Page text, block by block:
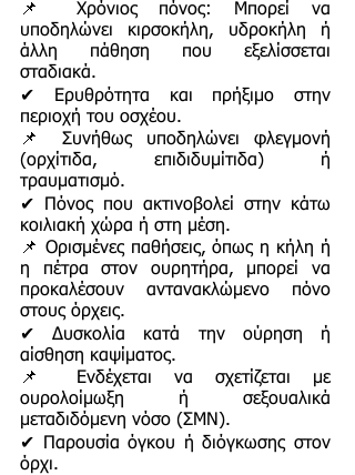
📌 Χρόνιος πόνος: Μπορεί να
υποδηλώνει κιρσοκήλη, υδροκήλη ή
άλλη πάθηση που εξελίσσεται
σταδιακά.
✔ Ερυθρότητα και πρήξιμο στην
περιοχή του οσχέου.
📌 Συνήθως υποδηλώνει φλεγμονή
(ορχίτιδα, επιδιδυμίτιδα) ή
τραυματισμό.
✔ Πόνος που ακτινοβολεί στην κάτω
κοιλιακή χώρα ή στη μέση.
📌 Ορισμένες παθήσεις, όπως η κήλη ή
η πέτρα στον ουρητήρα, μπορεί να
προκαλέσουν αντανακλώμενο πόνο
στους όρχεις.
✔ Δυσκολία κατά την ούρηση ή
αίσθηση καψίματος.
📌 Ενδέχεται να σχετίζεται με
ουρολοίμωξη ή σεξουαλικά
μεταδιδόμενη νόσο (ΣΜΝ).
✔ Παρουσία όγκου ή διόγκωσης στον
όρχι.